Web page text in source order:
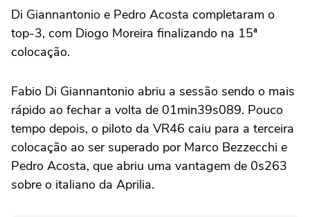
Di Giannantonio e Pedro Acosta completaram o
top-3, com Diogo Moreira finalizando na 15ª
colocação.
Fabio Di Giannantonio abriu a sessão sendo o mais
rápido ao fechar a volta de 01min39s089. Pouco
tempo depois, o piloto da VR46 caiu para a terceira
colocação ao ser superado por Marco Bezzecchi e
Pedro Acosta, que abriu uma vantagem de 0s263
sobre o italiano da Aprilia.